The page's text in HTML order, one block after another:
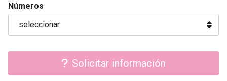
Números
Solicitar información